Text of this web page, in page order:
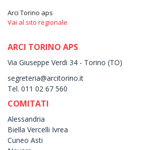
Arci Torino aps
Vai al sito regionale
ARCI TORINO APS
Via Giuseppe Verdi 34 - Torino (TO)
segreteria@arcitorino.it
Tel. 011 02 67 560
COMITATI
Alessandria
Biella Vercelli Ivrea
Cuneo Asti